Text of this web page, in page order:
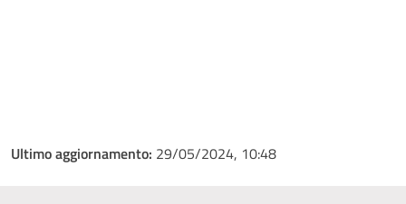
Ultimo aggiornamento: 29/05/2024, 10:48